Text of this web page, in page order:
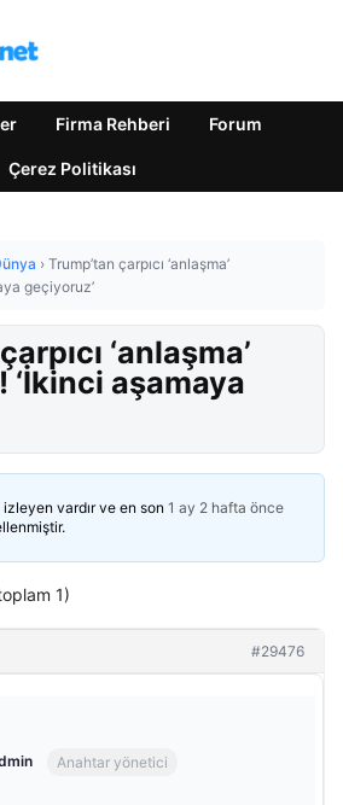
Firma Rehberi Forum
Çerez Politikası
› Trump’tan çarpıcı ‘anlaşma’
geçiyoruz’
‘anlaşma’
‘İkinci aşamaya
vardır ve en son 1 ay 2 hafta önce
1)
#29476
Anahtar yönetici